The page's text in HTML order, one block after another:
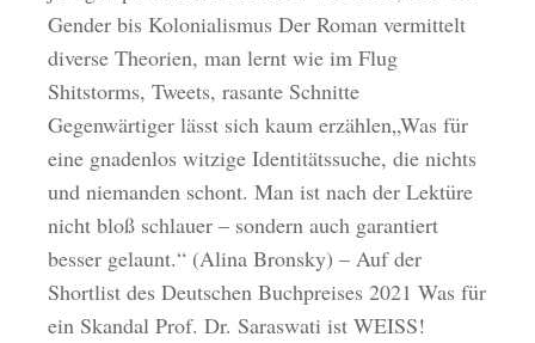
Gender bis Kolonialismus Der Roman vermittelt
diverse Theorien, man lernt wie im Flug
Shitstorms, Tweets, rasante Schnitte
Gegenwärtiger lässt sich kaum erzählen„Was für
eine gnadenlos witzige Identitätssuche, die nichts
und niemanden schont. Man ist nach der Lektüre
nicht bloß schlauer – sondern auch garantiert
besser gelaunt.“ (Alina Bronsky) – Auf der
Shortlist des Deutschen Buchpreises 2021 Was für
ein Skandal Prof. Dr. Saraswati ist WEISS!